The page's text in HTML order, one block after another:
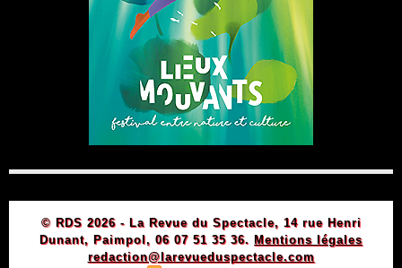
© RDS 2026 - La Revue du Spectacle, 14 rue Henri
Dunant, Paimpol, 06 07 51 35 36. Mentions légales
redaction@larevueduspectacle.com